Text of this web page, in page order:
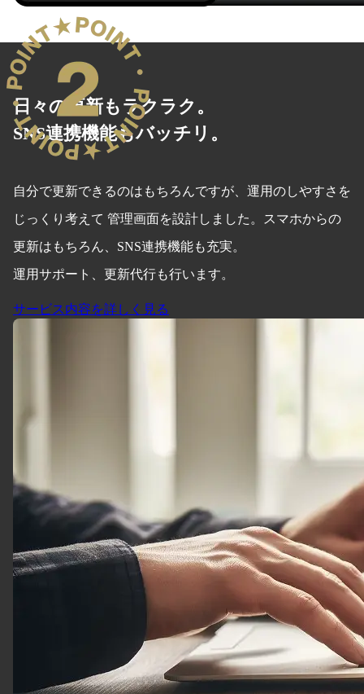
日々の更新もラクラク。
SNS連携機能もバッチリ。
自分で更新できるのはもちろんですが、運用のしやすさを
じっくり考えて 管理画面を設計しました。スマホからの
更新はもちろん、SNS連携機能も充実。
運用サポート、更新代行も行います。
サービス内容を詳しく見る